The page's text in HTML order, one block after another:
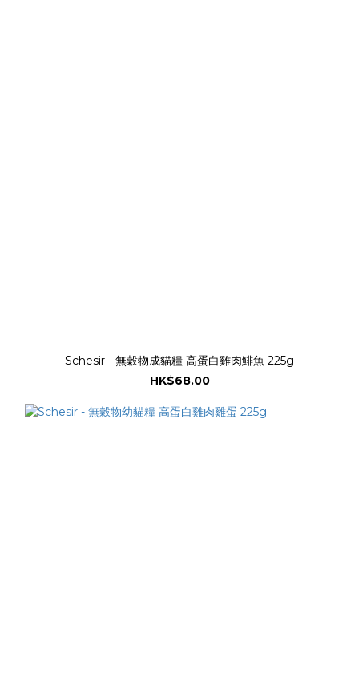
Schesir - 無穀物成貓糧 高蛋白雞肉鯡魚 225g
HK$68.00